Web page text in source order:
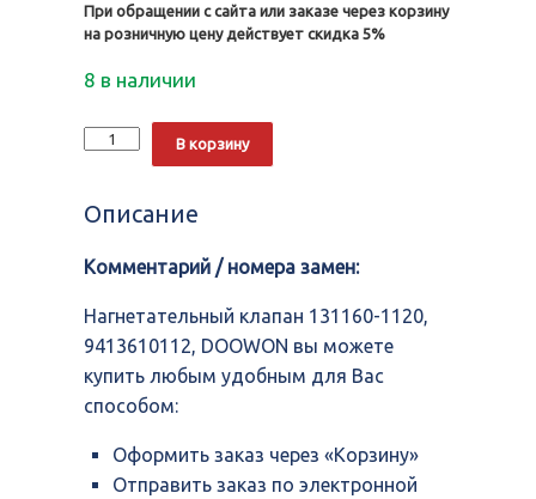
При обращении с сайта или заказе через корзину
на розничную цену действует скидка 5%
8 в наличии
Количество
Нагнетательный
1120,
DOOWON
В корзину
Описание
Комментарий / номера замен:
Нагнетательный клапан 131160-1120,
9413610112, DOOWON вы можете
купить любым удобным для Вас
способом:
Оформить заказ через «Корзину»
Отправить заказ по электронной